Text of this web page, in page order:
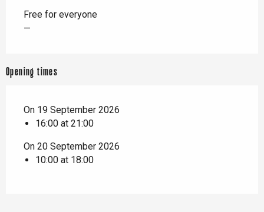
Free for everyone
—
Opening times
On 19 September 2026
16:00 at 21:00
On 20 September 2026
10:00 at 18:00